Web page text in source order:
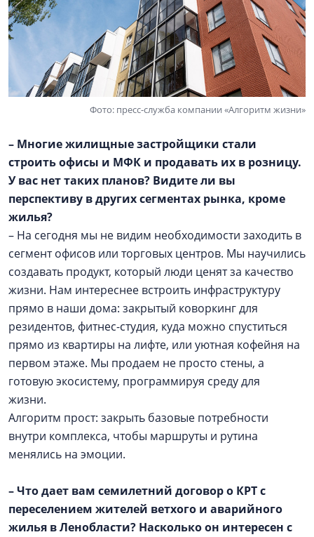
Фото: пресс-служба компании «Алгоритм жизни»
– Многие жилищные застройщики стали
строить офисы и МФК и продавать их в розницу.
У вас нет таких планов? Видите ли вы
перспективу в других сегментах рынка, кроме
жилья?
– На сегодня мы не видим необходимости заходить в
сегмент офисов или торговых центров. Мы научились
создавать продукт, который люди ценят за качество
жизни. Нам интереснее встроить инфраструктуру
прямо в наши дома: закрытый коворкинг для
резидентов, фитнес-студия, куда можно спуститься
прямо из квартиры на лифте, или уютная кофейня на
первом этаже. Мы продаем не просто стены, а
готовую экосистему, программируя среду для
жизни.
Алгоритм прост: закрыть базовые потребности
внутри комплекса, чтобы маршруты и рутина
менялись на эмоции.
– Что дает вам семилетний договор о КРТ с
переселением жителей ветхого и аварийного
жилья в Ленобласти? Насколько он интересен с